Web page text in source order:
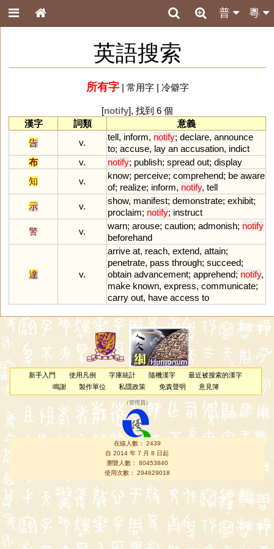
粵
普
英語搜索
所有字| 常用字| 冷僻字
[notify], 找到 6 個
漢字
詞類
意義
告
v.
tell, inform, notify; declare, announce
to; accuse, lay an accusation, indict
布
v. notify; publish; spread out; display
知
v.
know; perceive; comprehend; be aware
of; realize; inform, notify, tell
示
v.
show, manifest; demonstrate; exhibit;
proclaim; notify; instruct
警
v.
warn; arouse; caution; admonish; notify
beforehand
達 v.
arrive at, reach, extend, attain;
penetrate, pass through; succeed;
obtain advancement; apprehend; notify,
make known, express, communicate;
carry out, have access to
新手入門 使用凡例 字庫統計 隨機漢字
最近被搜索的漢字
鳴謝
製作單位 私隱政策 免責聲明 意見簿
（管理員 ）
在線人數： 2439
自 2014 年 7 月 8 日起
瀏覽人數： 80453840
使用次數： 294629018